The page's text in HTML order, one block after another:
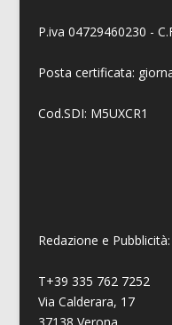
P.iva 04729460230 -
Posta certificata:
Cod.SDI: M5UXCR1
Redazione e Pubblicità:
T+39 335 762 7252
Via Calderara, 17